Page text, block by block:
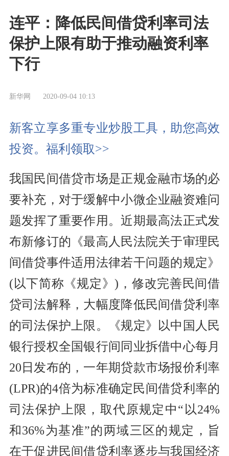
连平：降低民间借贷利率司法
保护上限有助于推动融资利率
下行
新华网 2020-09-04 10:13
新客立享多重专业炒股工具，助您高效
投资。福利领取>>
我国民间借贷市场是正规金融市场的必
要补充，对于缓解中小微企业融资难问
题发挥了重要作用。近期最高法正式发
布新修订的《最高人民法院关于审理民
间借贷事件适用法律若干问题的规定》
(以下简称《规定》)，修改完善民间借
贷司法解释，大幅度降低民间借贷利率
的司法保护上限。《规定》以中国人民
银行授权全国银行间同业拆借中心每月
20日发布的，一年期贷款市场报价利率
(LPR)的4倍为标准确定民间借贷利率的
司法保护上限，取代原规定中“以24%
和36%为基准”的两域三区的规定，旨
在于促进民间借贷利率逐步与我国经济